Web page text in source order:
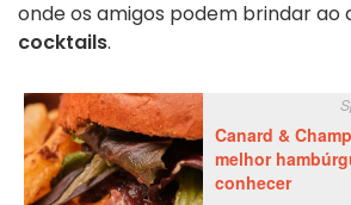
onde os amigos podem brindar ao
cocktails.